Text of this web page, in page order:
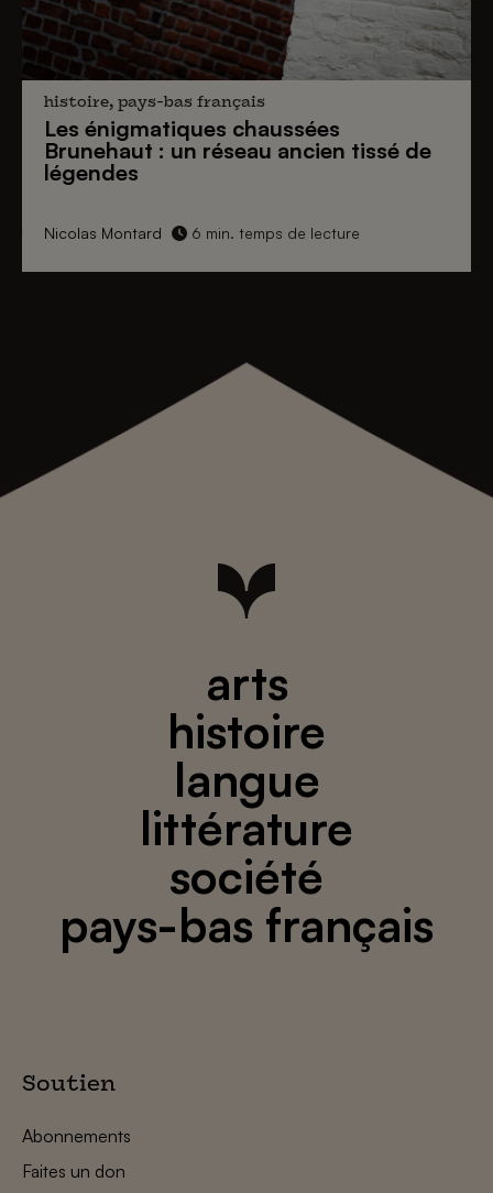
histoire, pays-bas français
Les énigmatiques chaussées
Brunehaut : un réseau ancien tissé de
légendes
Nicolas Montard 6 min. temps de lecture
arts
histoire
langue
littérature
société
pays-bas français
Soutien
Abonnements
Faites un don